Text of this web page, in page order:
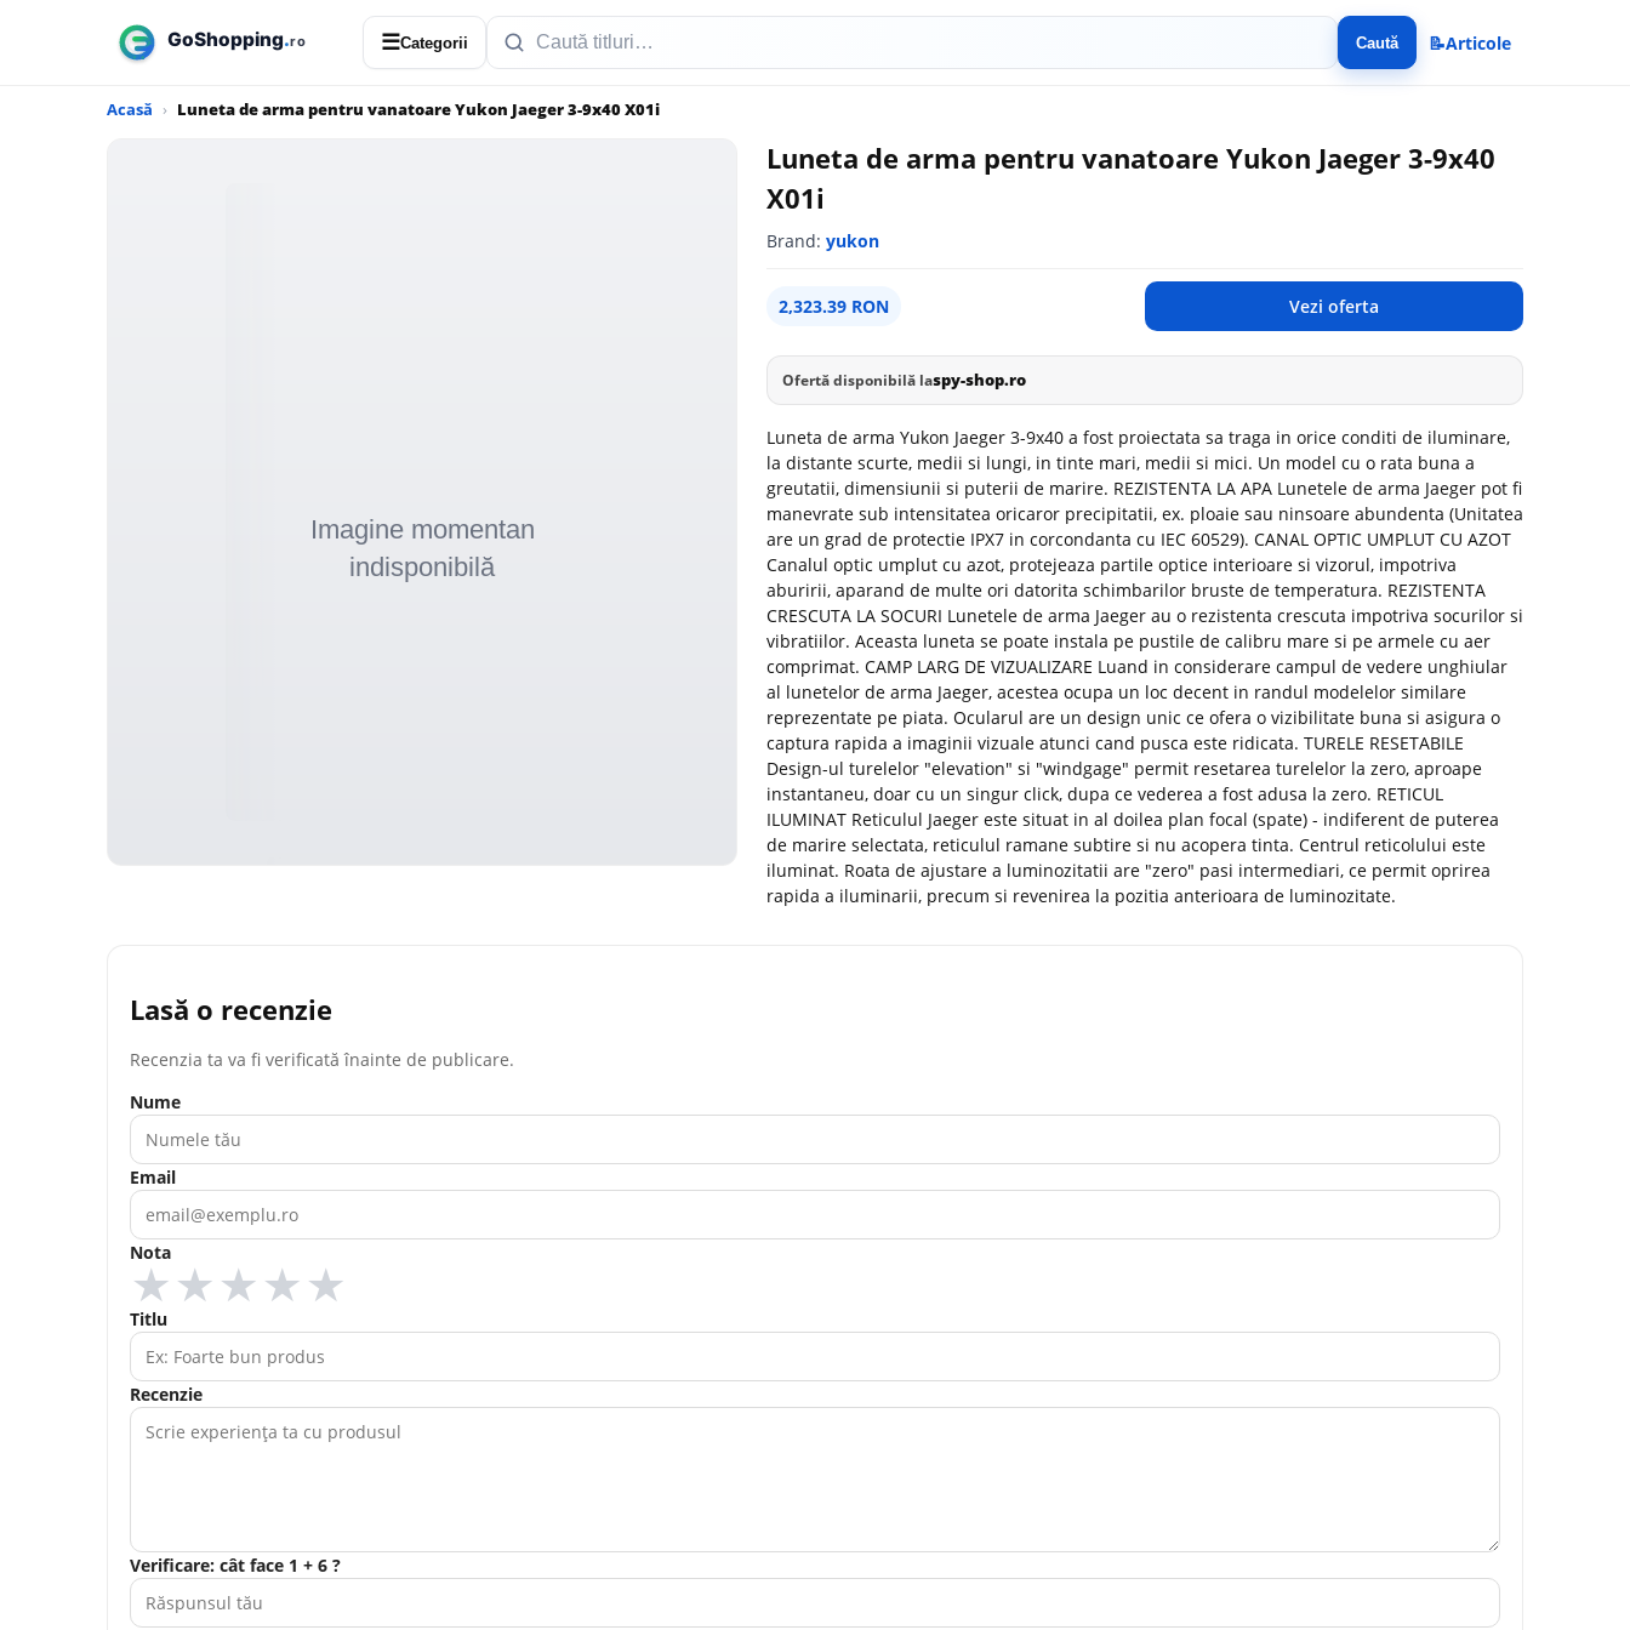
☰Categorii Caută 📝Articole
Acasă Luneta de arma pentru vanatoare Yukon Jaeger 3-9x40 X01i
Luneta de arma pentru vanatoare Yukon Jaeger 3-9x40
X01i
Brand: yukon
2,323.39 RON Vezi oferta
Ofertă disponibilă laspy-shop.ro
Luneta de arma Yukon Jaeger 3-9x40 a fost proiectata sa traga in orice conditi de iluminare,
la distante scurte, medii si lungi, in tinte mari, medii si mici. Un model cu o rata buna a
greutatii, dimensiunii si puterii de marire. REZISTENTA LA APA Lunetele de arma Jaeger pot fi
manevrate sub intensitatea oricaror precipitatii, ex. ploaie sau ninsoare abundenta (Unitatea
are un grad de protectie IPX7 in corcondanta cu IEC 60529). CANAL OPTIC UMPLUT CU AZOT
Canalul optic umplut cu azot, protejeaza partile optice interioare si vizorul, impotriva
aburirii, aparand de multe ori datorita schimbarilor bruste de temperatura. REZISTENTA
CRESCUTA LA SOCURI Lunetele de arma Jaeger au o rezistenta crescuta impotriva socurilor si
vibratiilor. Aceasta luneta se poate instala pe pustile de calibru mare si pe armele cu aer
comprimat. CAMP LARG DE VIZUALIZARE Luand in considerare campul de vedere unghiular
al lunetelor de arma Jaeger, acestea ocupa un loc decent in randul modelelor similare
reprezentate pe piata. Ocularul are un design unic ce ofera o vizibilitate buna si asigura o
captura rapida a imaginii vizuale atunci cand pusca este ridicata. TURELE RESETABILE
Design-ul turelelor "elevation" si "windgage" permit resetarea turelelor la zero, aproape
instantaneu, doar cu un singur click, dupa ce vederea a fost adusa la zero. RETICUL
ILUMINAT Reticulul Jaeger este situat in al doilea plan focal (spate) - indiferent de puterea
de marire selectata, reticulul ramane subtire si nu acopera tinta. Centrul reticolului este
iluminat. Roata de ajustare a luminozitatii are "zero" pasi intermediari, ce permit oprirea
rapida a iluminarii, precum si revenirea la pozitia anterioara de luminozitate.
Lasă o recenzie
Recenzia ta va fi verificată înainte de publicare.
Nume
Email
Nota
★
★
★
★
★
Titlu
Recenzie
Verificare: cât face 1 + 6 ?